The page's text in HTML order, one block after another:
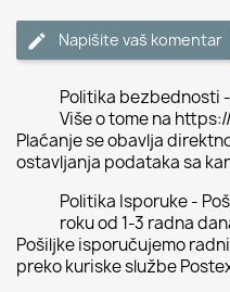
Napišite vaš komentar
Politika bezbednosti
Više o tome na
Plaćanje se obavlja
ostavljanja podataka sa
Politika Isporuke -
roku od 1-3 radna
Pošiljke isporučujemo
preko kuriske službe